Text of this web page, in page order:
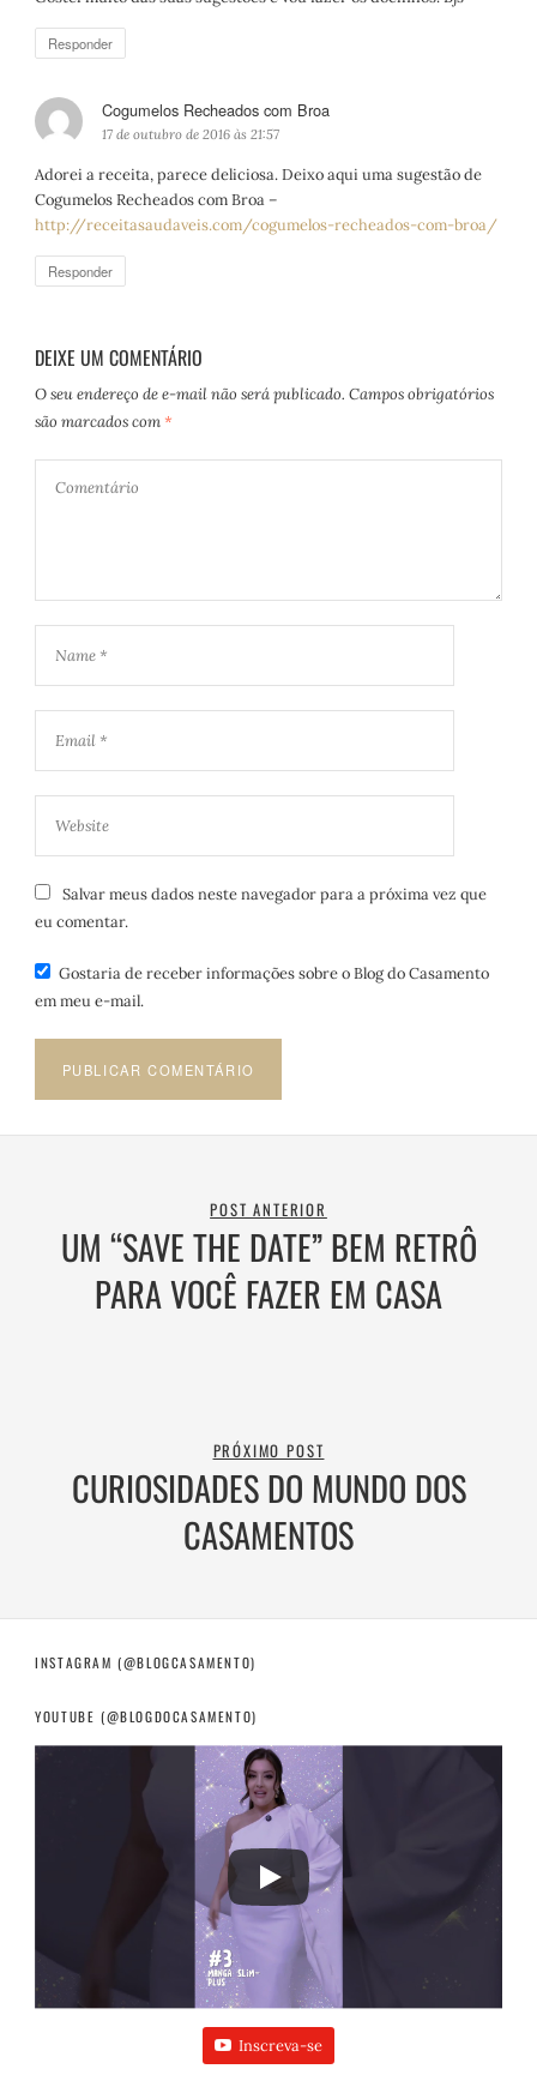
s
Responder
Cogumelos Recheados com Broa
s
17 de outubro de 2016 às 21:57
Adorei a receita, parece deliciosa. Deixo aqui uma sugestão de
Cogumelos Recheados com Broa –
http://receitasaudaveis.com/cogumelos-recheados-com-broa/
Responder
DEIXE UM COMENTÁRIO
O seu endereço de e-mail não será publicado. Campos obrigatórios
são marcados com *
Salvar meus dados neste navegador para a próxima vez que
eu comentar.
Gostaria de receber informações sobre o Blog do Casamento
em meu e-mail.
POST ANTERIOR
UM “SAVE THE DATE” BEM RETRÔ
PARA VOCÊ FAZER EM CASA
PRÓXIMO POST
CURIOSIDADES DO MUNDO DOS
CASAMENTOS
INSTAGRAM (@BLOGCASAMENTO)
YOUTUBE (@BLOGDOCASAMENTO)
Inscreva-se